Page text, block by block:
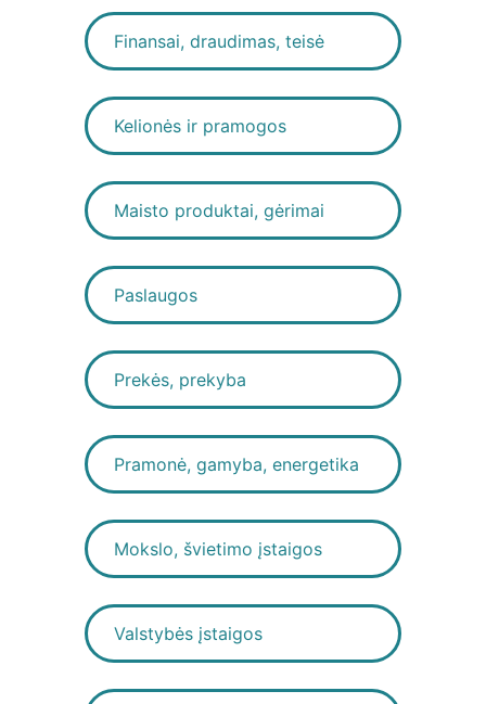
Finansai, draudimas, teisė
Kelionės ir pramogos
Maisto produktai, gėrimai
Paslaugos
Prekės, prekyba
Pramonė, gamyba, energetika
Mokslo, švietimo įstaigos
Valstybės įstaigos